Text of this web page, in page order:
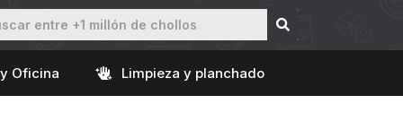
Oficina Limpieza y planchado